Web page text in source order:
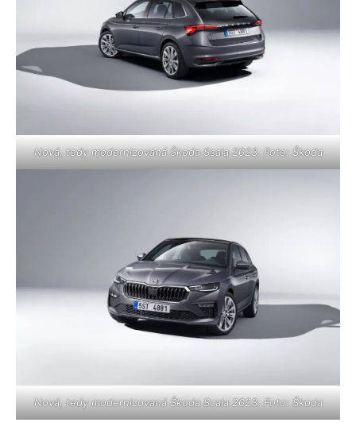
Nová, tedy modernizovaná Škoda Scala 2023. Foto: Škoda
Nová, tedy modernizovaná Škoda Scala 2023. Foto: Škoda